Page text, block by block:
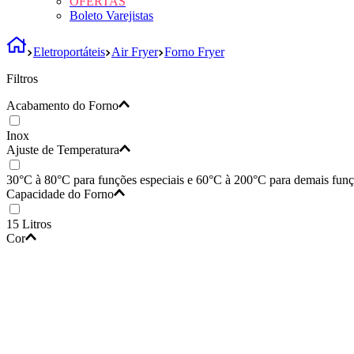
Boleto Varejistas
Eletroportáteis Air Fryer Forno Fryer
Filtros
Acabamento do Forno
Inox
Ajuste de Temperatura
30°C à 80°C para funções especiais e 60°C à 200°C para demais
Capacidade do Forno
15 Litros
Cor